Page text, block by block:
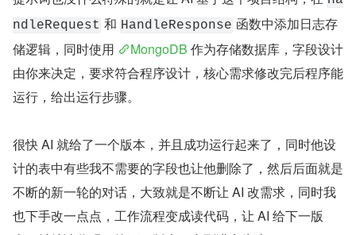
（HandleResponse）的关键函数。
步骤二 ：让 AI 在 coraza-spoe 的这两个函数里写一个日
志处理逻辑，日志的表结构设计，字段设计也是 AI 给的，
提示词也没什么特殊的就是让 AI 基于这个项目结构，在
ndleRequest
HandleResponse
储逻辑，同时使用
MongoDB 作为存储数据库，字段设计
由你来决定，要求符合程序设计，核心需求修改完后程序能
运行，给出运行步骤。